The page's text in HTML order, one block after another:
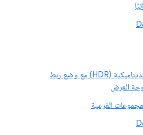
دعم النطاق العالي الديناميكية (HDR) مع وضع ربط
العرض
الفرعية